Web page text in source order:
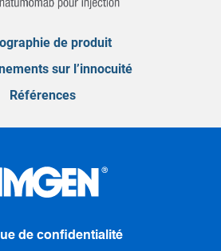
de produit
sur l’innocuité
Références
de confidentialité